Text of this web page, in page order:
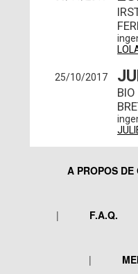
25/10/2017
BIO
A PROPOS DE
F.A.Q.